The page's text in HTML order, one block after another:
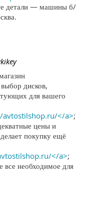
детали — машины б/
дисков,
для вашего
</a>;
цены и
покупку ещё
</a>;
необходимое для